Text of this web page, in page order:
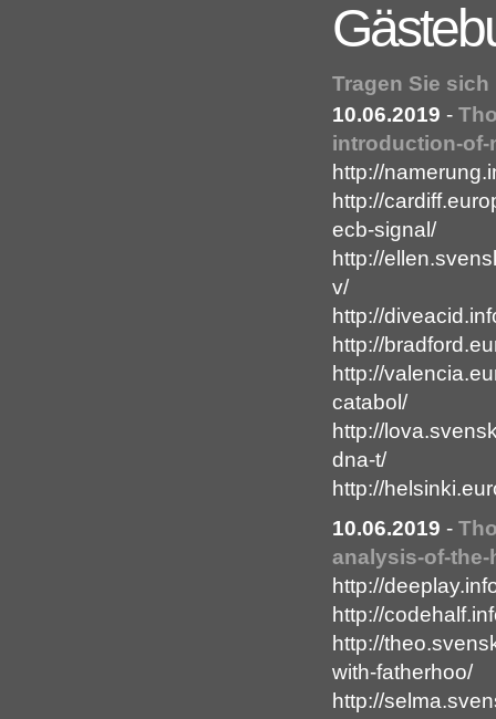
Tragen Sie
10.06.2019 -
introduction-of-
http://
http://
ecb-signal/
http://
v/
http://
http://
http://
catabol/
http://
dna-t/
http://
10.06.2019 -
analysis-of-
http://
http://
http://
with-fatherhoo/
http://